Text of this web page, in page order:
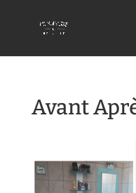
Avant